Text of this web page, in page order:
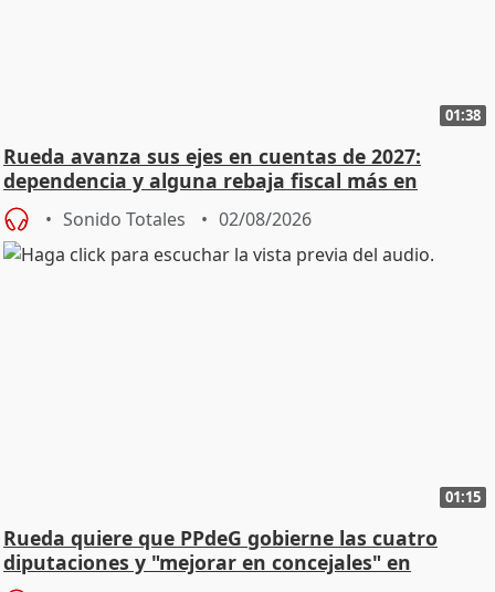
01:38
Rueda avanza sus ejes en cuentas de 2027:
dependencia y alguna rebaja fiscal más en
vivienda
Sonido Totales 02/08/2026
01:15
Rueda quiere que PPdeG gobierne las cuatro
diputaciones y "mejorar en concejales" en
ciudades